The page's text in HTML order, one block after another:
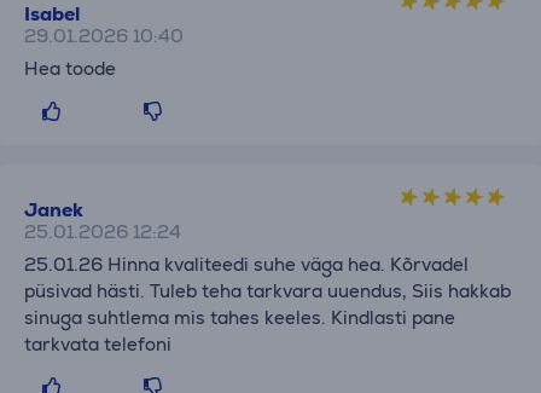
Isabel
29.01.2026 10:40
Hea toode
Janek
25.01.2026 12:24
25.01.26 Hinna kvaliteedi suhe väga hea. Kõrvadel
püsivad hästi. Tuleb teha tarkvara uuendus, Siis hakkab
sinuga suhtlema mis tahes keeles. Kindlasti pane
tarkvata telefoni